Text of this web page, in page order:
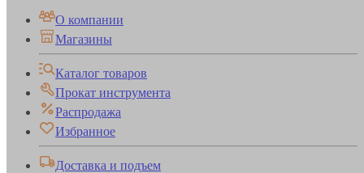
О компании
Магазины
Каталог товаров
Прокат инструмента
Распродажа
Избранное
Доставка и подъем